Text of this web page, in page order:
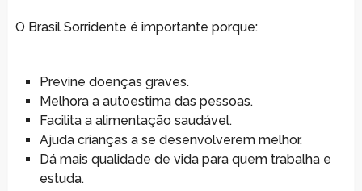
O Brasil Sorridente é importante porque:
Previne doenças graves.
Melhora a autoestima das pessoas.
Facilita a alimentação saudável.
Ajuda crianças a se desenvolverem melhor.
Dá mais qualidade de vida para quem trabalha e
estuda.